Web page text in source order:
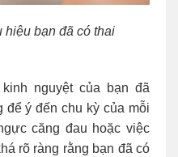
hiệu bạn đã có thai
nguyệt của bạn đã
để ý đến chu kỳ của mỗi
căng đau hoặc việc
rõ ràng rằng bạn đã có